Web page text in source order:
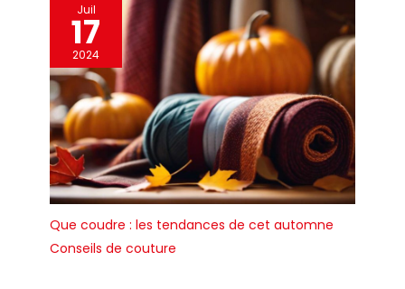
Juil
17
2024
Que coudre : les tendances de cet automne
Conseils de couture